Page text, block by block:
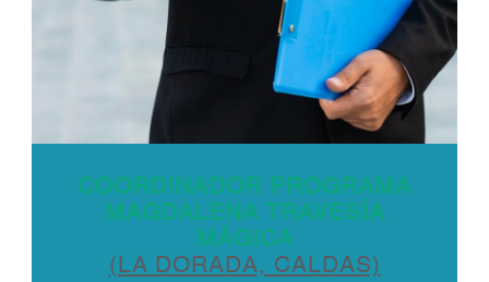
COORDINADOR PROGRAMA
MAGDALENA TRAVESÍA
MÁGICA
(LA DORADA, CALDAS)